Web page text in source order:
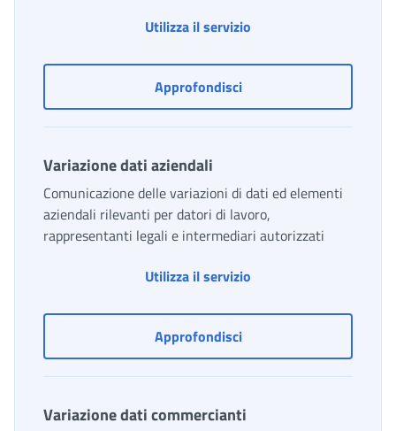
Utilizza il servizio
ApprofondisciVariazione dati artigiani
Variazione dati aziendali
Comunicazione delle variazioni di dati ed elementi
aziendali rilevanti per datori di lavoro,
rappresentanti legali e intermediari autorizzati
Utilizza il servizio
ApprofondisciVariazione dati aziendali
Variazione dati commercianti